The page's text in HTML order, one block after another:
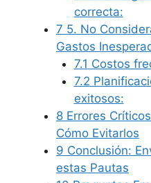
correcta:
7 5. No
Gastos
7.1 Costos
7.2
exitosos:
8 Errores
Cómo Evitarlos
9 Conclusión:
estas Pautas